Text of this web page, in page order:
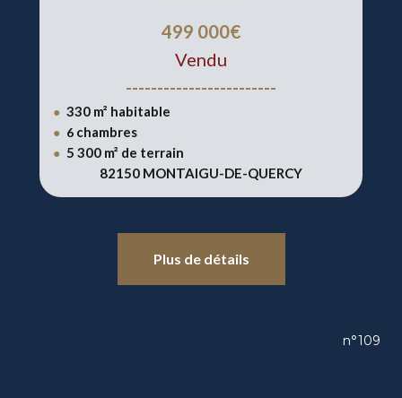
499 000€
Vendu
------------------------
● 330 m² habitable
● 6 chambres
● 5 300 m² de terrain
82150 MONTAIGU-DE-QUERCY
Plus de détails
n°109